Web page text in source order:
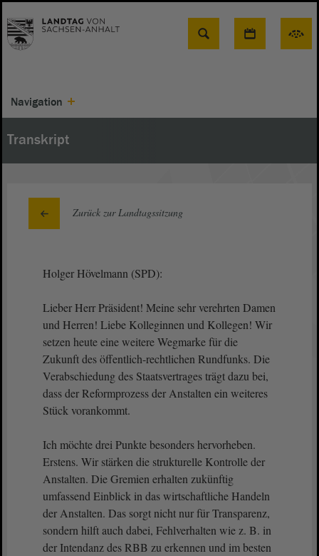
Suche
Navigation
Transkript
Zurück zur Landtagssitzung
Holger Hövelmann (SPD):
Lieber Herr Präsident! Meine sehr verehrten Damen
und Herren! Liebe Kolleginnen und Kollegen! Wir
setzen heute eine weitere Wegmarke für die
Zukunft des öffentlich-rechtlichen Rundfunks. Die
Verabschiedung des Staatsvertrages trägt dazu bei,
dass der Reformprozess der Anstalten ein weiteres
Stück vorankommt.
Ich möchte drei Punkte besonders hervorheben.
Erstens. Wir stärken die strukturelle Kontrolle der
Anstalten. Die Gremien erhalten zukünftig
umfassend Einblick in das wirtschaftliche Handeln
der Anstalten. Das sorgt nicht nur für Transparenz,
sondern hilft auch dabei, Fehlverhalten wie z. B. in
der Intendanz des RBB zu erkennen und im besten